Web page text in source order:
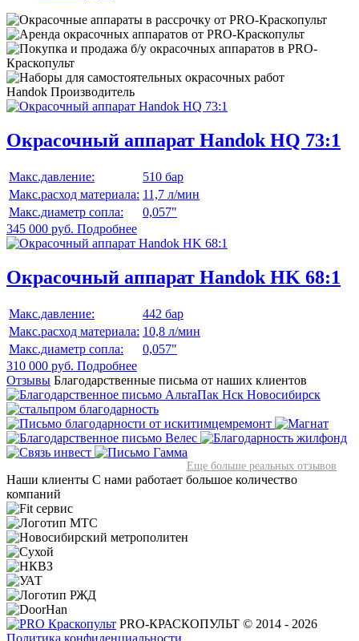
Handok Производитель
Окрасочный аппарат Handok HQ 73:1
Макс.давление:
510 бар
Макс.расход материала: 11,7 л/мин
Макс.диаметр сопла:
0,057"
345 000 руб. Подробнее
Окрасочный аппарат Handok HK 68:1
Макс.давление:
442 бар
Макс.расход материала: 10,8 л/мин
Макс.диаметр сопла:
0,057"
310 000 руб. Подробнее
Отзывы Благодарственные письма от наших клиентов
Еще больше реальных отзывов
Наши клиенты С нами работает большое количество
компаний
PRO-КРАСКОПУЛЬТ © 2014 - 2026
Политика конфиденциальности